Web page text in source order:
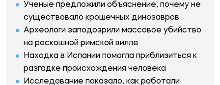
Ученые предложили объяснение, почему не
существовало крошечных динозавров
Археологи заподозрили массовое убийство
на роскошной римской вилле
Находка в Испании помогла приблизиться к
разгадке происхождения человека
Исследование показало, как работали